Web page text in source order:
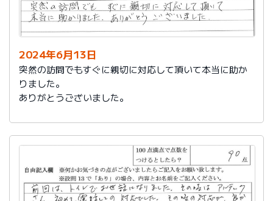
2024年6月13日
突然の訪問でもすぐに親切に対応して頂いて本当に助か
りました。
ありがとうございました。